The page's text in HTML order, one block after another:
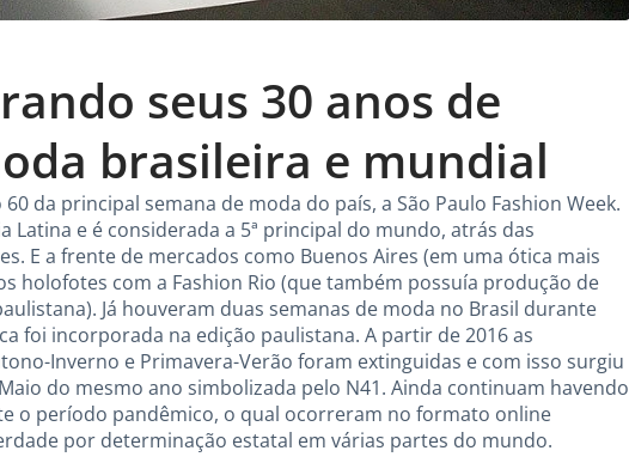
seus 30 anos de
brasileira e mundial
da principal semana de moda do país, a São Paulo Fashion Week.
Latina e é considerada a 5ª principal do mundo, atrás das
E a frente de mercados como Buenos Aires (em uma ótica mais
holofotes com a Fashion Rio (que também possuía produção de
Já houveram duas semanas de moda no Brasil durante
foi incorporada na edição paulistana. A partir de 2016 as
Inverno e Primavera-Verão foram extinguidas e com isso surgiu
do mesmo ano simbolizada pelo N41. Ainda continuam havendo
o período pandêmico, o qual ocorreram no formato online
por determinação estatal em várias partes do mundo.